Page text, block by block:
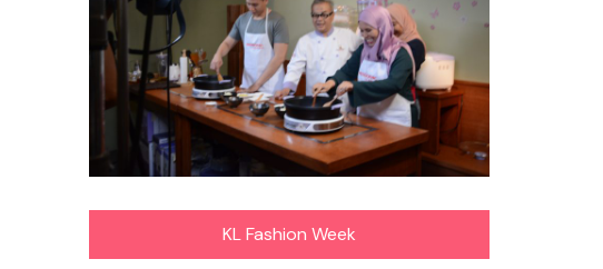
KL Fashion Week